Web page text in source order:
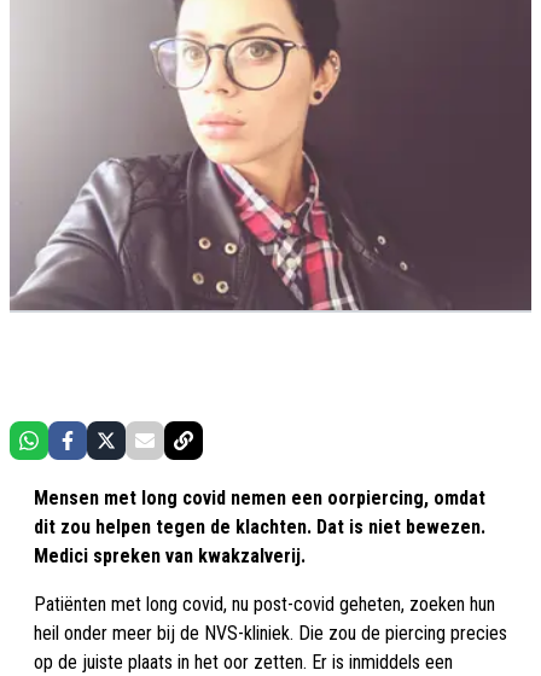
Mensen met long covid nemen een oorpiercing, omdat
dit zou helpen tegen de klachten. Dat is niet bewezen.
Medici spreken van kwakzalverij.
Patiënten met long covid, nu post-covid geheten, zoeken hun
heil onder meer bij de NVS-kliniek. Die zou de piercing precies
op de juiste plaats in het oor zetten. Er is inmiddels een